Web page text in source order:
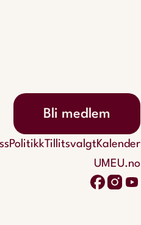
Bli medlem
PolitikkTillitsvalgtKalender
UMEU.no